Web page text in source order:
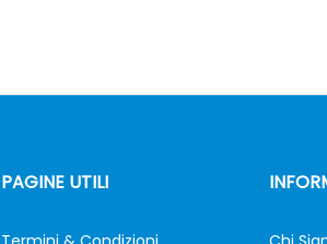
PAGINE UTILI